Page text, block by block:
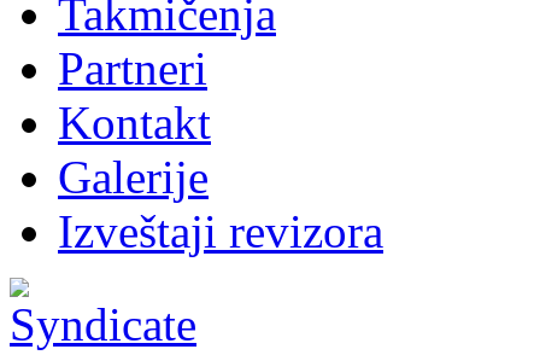
Takmičenja
Partneri
Kontakt
Galerije
Izveštaji revizora